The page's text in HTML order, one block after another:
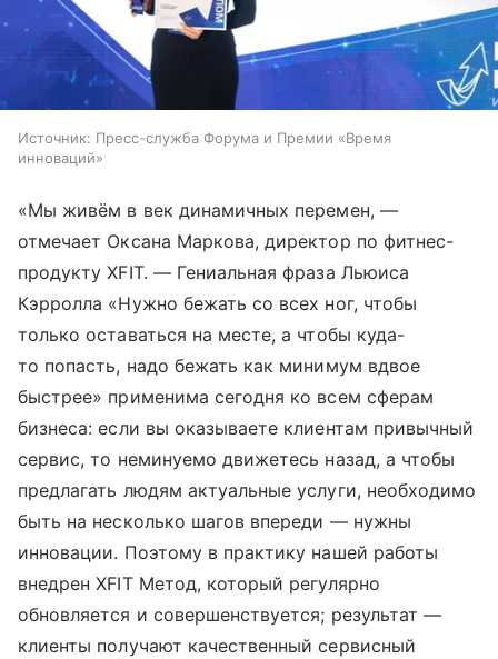
Источник: Пресс-служба Форума и Премии «Время
инноваций»
«Мы живём в век динамичных перемен, —
отмечает Оксана Маркова, директор по фитнес-
продукту XFIT. — Гениальная фраза Льюиса
Кэрролла «Нужно бежать со всех ног, чтобы
только оставаться на месте, а чтобы куда-
то попасть, надо бежать как минимум вдвое
быстрее» применима сегодня ко всем сферам
бизнеса: если вы оказываете клиентам привычный
сервис, то неминуемо движетесь назад, а чтобы
предлагать людям актуальные услуги, необходимо
быть на несколько шагов впереди — нужны
инновации. Поэтому в практику нашей работы
внедрен XFIT Метод, который регулярно
обновляется и совершенствуется; результат —
клиенты получают качественный сервисный